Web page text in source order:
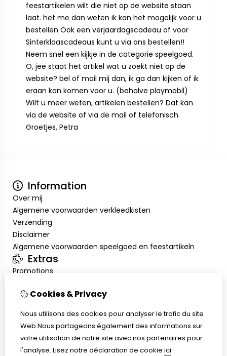
feestartikelen wilt die niet op de website staan
laat. het me dan weten ik kan het mogelijk voor u
bestellen Ook een verjaardagscadeau of voor
Sinterklaascadeaus kunt u via ons bestellen!!
Neem snel een kijkje in de categorie speelgoed.
O, jee staat het artikel wat u zoekt niet op de
website? bel of mail mij dan, ik ga dan kijken of ik
eraan kan komen voor u. (behalve playmobil)
Wilt u meer weten, artikelen bestellen? Dat kan
via de website of via de mail of telefonisch.
Groetjes, Petra
Information
Over mij
Algemene voorwaarden verkleedkisten
Verzending
Disclaimer
Algemene voorwaarden speelgoed en feestartikeln
Extras
Promotions
Inloggen
Service client
Cookies & Privacy
Nous utilisons des cookies pour analyser le trafic du site
Web.Nous partageons également des informations sur
votre utilisation de notre site avec nos partenaires pour
l'analyse. Lisez notre déclaration de cookie ici